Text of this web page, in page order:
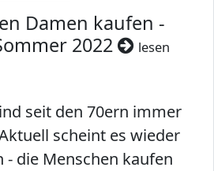
Damen kaufen -
2022
lesen
seit den 70ern immer
scheint es wieder
- die Menschen kaufen